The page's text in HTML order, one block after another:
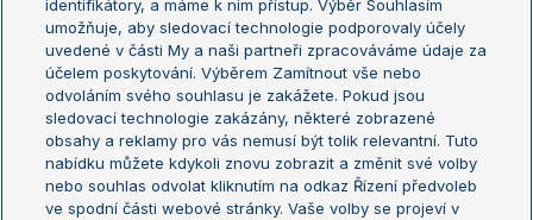
Sázkařský žebříček
Wimbledon
US Open
Turnaj mistrů
Turnaj mistryň
Aktualní trendy
Fotbalové přestupy
identifikátory, a máme k nim přístup. Výběr Souhlasím
umožňuje, aby sledovací technologie podporovaly účely
uvedené v části My a naši partneři zpracováváme údaje za
účelem poskytování. Výběrem Zamítnout vše nebo
odvoláním svého souhlasu je zakážete. Pokud jsou
sledovací technologie zakázány, některé zobrazené
obsahy a reklamy pro vás nemusí být tolik relevantní. Tuto
nabídku můžete kdykoli znovu zobrazit a změnit své volby
nebo souhlas odvolat kliknutím na odkaz Řízení předvoleb
ve spodní části webové stránky. Vaše volby se projeví v